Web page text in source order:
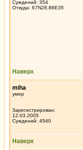
Суждений: 354
Откуда: 67N28,86E35
Наверх
miha
умер
Зарегистрирован:
12.03.2005
Суждений: 4540
Наверх